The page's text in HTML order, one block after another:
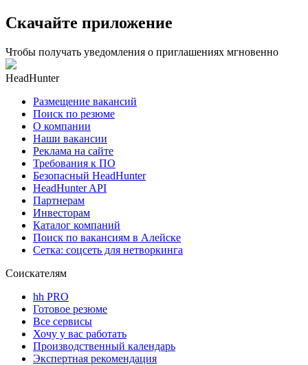
Скачайте приложение
Чтобы получать уведомления о приглашениях мгновенно
HeadHunter
Размещение вакансий
Поиск по резюме
О компании
Наши вакансии
Реклама на сайте
Требования к ПО
Безопасный HeadHunter
HeadHunter API
Партнерам
Инвесторам
Каталог компаний
Поиск по вакансиям в Алейске
Сетка: соцсеть для нетворкинга
Соискателям
hh PRO
Готовое резюме
Все сервисы
Хочу у вас работать
Производственный календарь
Экспертная рекомендация